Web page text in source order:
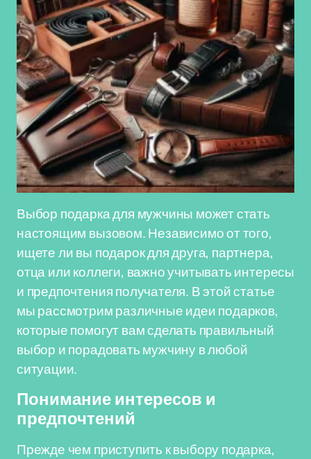
Выбор подарка для мужчины может стать
настоящим вызовом. Независимо от того,
ищете ли вы подарок для друга, партнера,
отца или коллеги, важно учитывать интересы
и предпочтения получателя. В этой статье
мы рассмотрим различные идеи подарков,
которые помогут вам сделать правильный
выбор и порадовать мужчину в любой
ситуации.
Понимание интересов и
предпочтений
Прежде чем приступить к выбору подарка,